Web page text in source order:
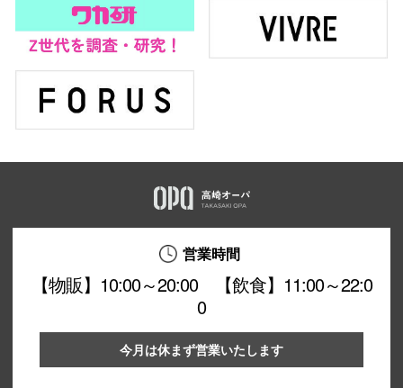
営業時間
【物販】10:00～20:00 【飲食】11:00～22:0
0
今月は休まず営業いたします